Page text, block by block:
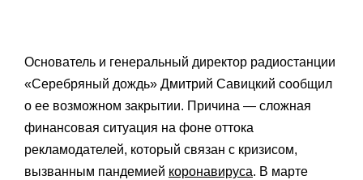
Основатель и генеральный директор радиостанции
«Серебряный дождь» Дмитрий Савицкий сообщил
о ее возможном закрытии. Причина — сложная
финансовая ситуация на фоне оттока
рекламодателей, который связан с кризисом,
вызванным пандемией коронавируса. В марте